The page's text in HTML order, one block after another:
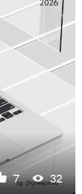
7 32